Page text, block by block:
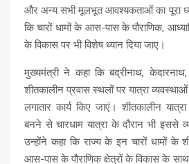
और अन्य सभी मूलभूत आवश्यकताओं का पूरा
कि चारों धामों के आस-पास के पौराणिक,
के विकास पर भी विशेष ध्यान दिया जाए।
मुख्यमंत्री ने कहा कि बद्रीनाथ,
शीतकालीन प्रवास स्थलों पर यात्रा
लगातार कार्य किए जाएं। शीतकालीन
बनने से चारधाम यात्रा के दौरान भी इससे
उन्होंने कहा कि राज्य के इन चारों धामों के
आस-पास के पौराणिक क्षेत्रों के विकास के